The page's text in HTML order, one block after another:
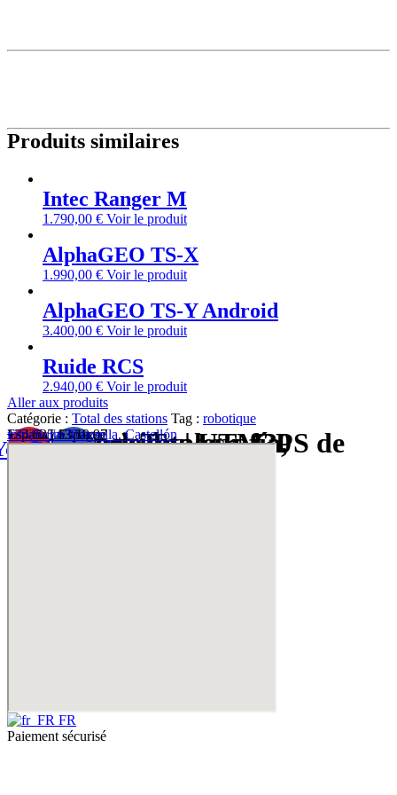
Produits similaires
Intec Ranger M
1.790,00 € Voir le produit
AlphaGEO TS-X
1.990,00 € Voir le produit
AlphaGEO TS-Y Android
3.400,00 € Voir le produit
Ruide RCS
2.940,00 € Voir le produit
Aller aux produits
Catégorie : Total des stations Tag : robotique
Equipos de Topografía, Estaciones Totales y GPS de Alta Precisión | UTM30
Facebook
12526. La Vilavella. Castellón
España / Espagne
+34 635 63 19 97
info@utm30.com
FR
Paiement sécurisé